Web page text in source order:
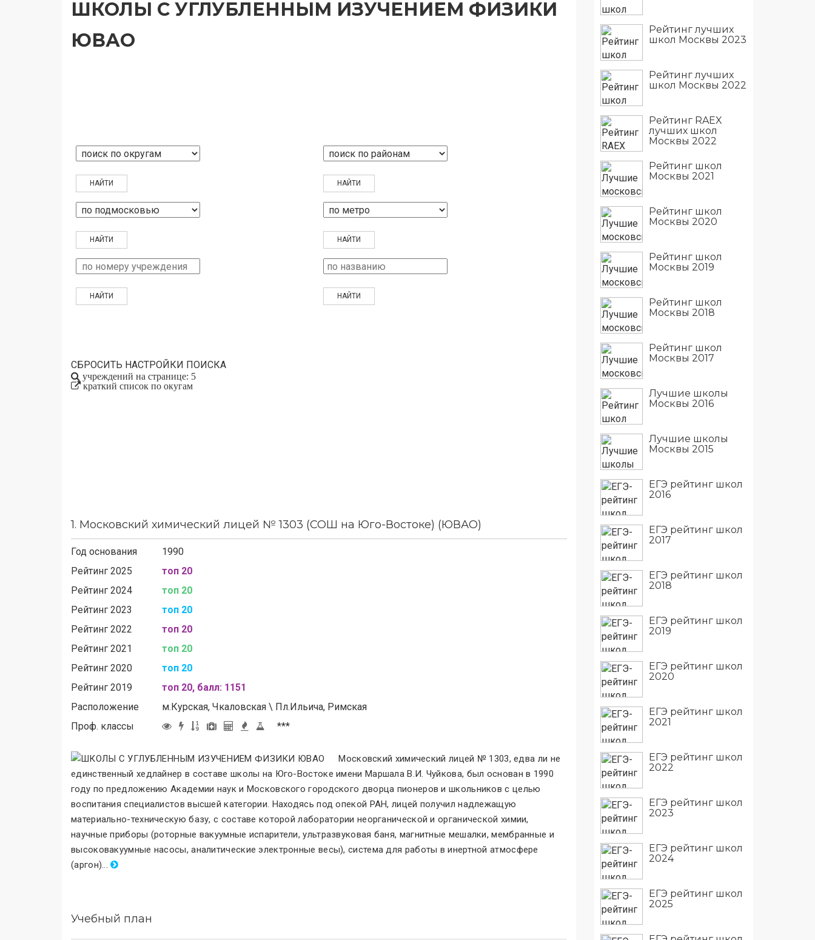
ШКОЛЫ С УГЛУБЛЕННЫМ ИЗУЧЕНИЕМ ФИЗИКИ
ЮВАО
СБРОСИТЬ НАСТРОЙКИ ПОИСКА
учреждений на странице: 5
краткий список по окугам
1. Московский химический лицей № 1303 (СОШ на Юго-Востоке) (ЮВАО)
Год основания
1990
Рейтинг 2025
топ 20
Рейтинг 2024
топ 20
Рейтинг 2023
топ 20
Рейтинг 2022
топ 20
Рейтинг 2021
топ 20
Рейтинг 2020
топ 20
Рейтинг 2019
топ 20, балл: 1151
Расположение
м.Курская, Чкаловская \ Пл.Ильича, Римская
Проф. классы
***
Московский химический лицей № 1303, едва ли не
единственный хедлайнер в составе школы на Юго-Востоке имени Маршала В.И. Чуйкова, был основан в 1990
году по предложению Академии наук и Московского городского дворца пионеров и школьников с целью
воспитания специалистов высшей категории. Находясь под опекой РАН, лицей получил надлежащую
материально-техническую базу, с составе которой лаборатории неорганической и органической химии,
научные приборы (роторные вакуумные испарители, ультразвуковая баня, магнитные мешалки, мембранные и
высоковакуумные насосы, аналитические электронные весы), система для работы в инертной атмосфере
(аргон)...
Учебный план
Рейтинг лучших
школ Москвы 2023
Рейтинг лучших
школ Москвы 2022
Рейтинг RAEX
лучших школ
Москвы 2022
Рейтинг школ
Москвы 2021
Рейтинг школ
Москвы 2020
Рейтинг школ
Москвы 2019
Рейтинг школ
Москвы 2018
Рейтинг школ
Москвы 2017
Лучшие школы
Москвы 2016
Лучшие школы
Москвы 2015
ЕГЭ рейтинг школ
2016
ЕГЭ рейтинг школ
2017
ЕГЭ рейтинг школ
2018
ЕГЭ рейтинг школ
2019
ЕГЭ рейтинг школ
2020
ЕГЭ рейтинг школ
2021
ЕГЭ рейтинг школ
2022
ЕГЭ рейтинг школ
2023
ЕГЭ рейтинг школ
2024
ЕГЭ рейтинг школ
2025